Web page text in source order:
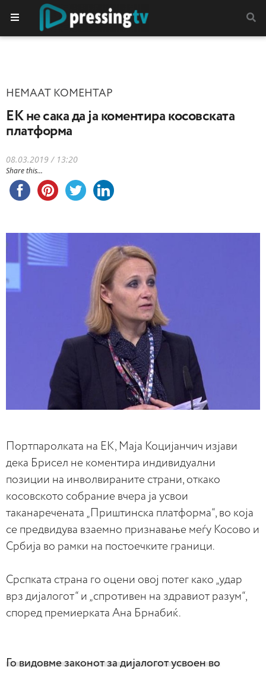
НЕМААТ КОМЕНТАР
ЕК не сака да ја коментира косовската
платформа
08.03.2019 / 13:20
Share this...
Портпаролката на ЕК, Маја Коцијанчич изјави
дека Брисел не коментира индивидуални
позиции на инволвираните страни, откако
косовското собрание вчера ја усвои
таканаречената „Приштинска платформа“, во која
се предвидува взаемно признавање меѓу Косово и
Србија во рамки на постоечките граници.
Срспката страна го оцени овој потег како „удар
врз дијалогот“ и „спротивен на здравиот разум“,
според премиерката Ана Брнабиќ.
Го видовме законот за дијалогот усвоен во